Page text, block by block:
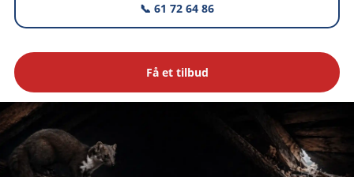
📞 61 72 64 86
Få et tilbud